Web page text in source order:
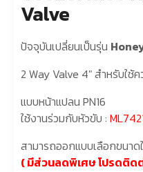
Valve
ปัจจุบันเปลี่ยนเป็นรุ่น
2 Way Valve 4″ สำหรับใช้
แบบหน้าแปลน PN16
ใช้งานร่วมกับหัวขับ :
สามารถออกแบบเลือกขนา
( มีส่วนลดพิเศษ โปรดติด